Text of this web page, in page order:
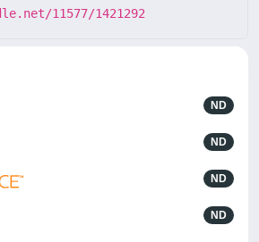
11577/1421292
ND
ND
ND
ND